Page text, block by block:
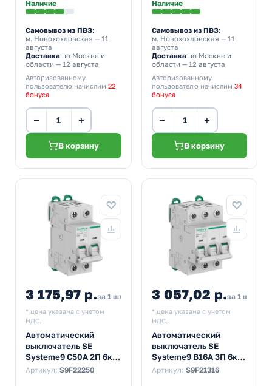
Наличие
Самовывоз из ПВЗ:
м. Новохохловская — 11
августа
Доставка по Москве и
области — 12 августа
Авторизованному
пользователю начислим 22
бонуса
− +
В корзину
Наличие
Самовывоз из ПВЗ:
м. Новохохловская — 11
августа
Доставкапо Москве и
области — 12 августа
Авторизованному
пользователю начислим 34
бонуса
− +
В корзину
3 175,97 р.за 1 шт
* цена указана с учетом
НДС.
Автоматический
выключатель SE
Systeme9 С50А 2П 6кА
(автомат
Артикул: S9F22250
3 057,02 р.за 1 шт
* цена указана с учетом
НДС.
Автоматический
выключатель SE
Systeme9 В16А 3П 6кА
(автомат
Артикул: S9F21316